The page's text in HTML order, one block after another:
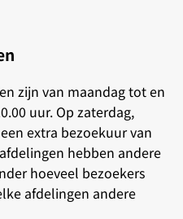
zijn van maandag tot en
uur. Op zaterdag,
extra bezoekuur van
hebben andere
hoeveel bezoekers
afdelingen andere